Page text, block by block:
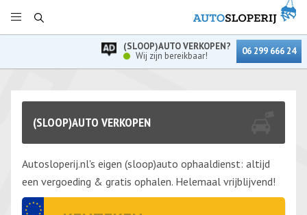
(SLOOP)AUTO VERKOPEN?
Wij zijn bereikbaar!
06 299 666 24
(SLOOP)AUTO VERKOPEN
Autosloperij.nl's eigen (sloop)auto ophaaldienst: altijd
een vergoeding & gratis ophalen. Helemaal vrijblijvend!